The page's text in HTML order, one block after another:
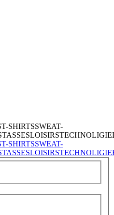
T-SHIRTSSWEAT-
TASSESLOISIRSTECHNOLIGIE
T-SHIRTSSWEAT-
TASSESLOISIRSTECHNOLIGIE